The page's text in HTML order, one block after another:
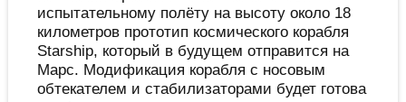
испытательному полёту на высоту около 18
километров прототип космического корабля
Starship, который в будущем отправится на
Марс. Модификация корабля с носовым
обтекателем и стабилизаторами будет готова